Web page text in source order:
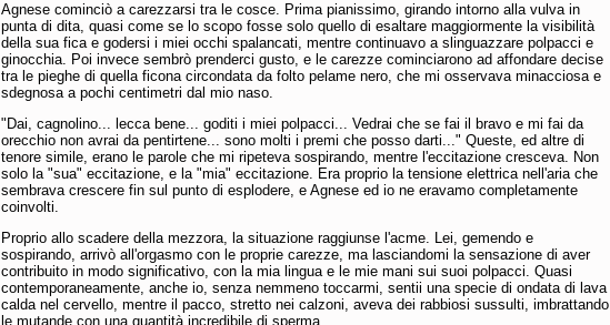
Agnese cominciò a carezzarsi tra le cosce. Prima pianissimo, girando intorno alla vulva in
punta di dita, quasi come se lo scopo fosse solo quello di esaltare maggiormente la visibilità
della sua fica e godersi i miei occhi spalancati, mentre continuavo a slinguazzare polpacci e
ginocchia. Poi invece sembrò prenderci gusto, e le carezze cominciarono ad affondare decise
tra le pieghe di quella ficona circondata da folto pelame nero, che mi osservava minacciosa e
sdegnosa a pochi centimetri dal mio naso.
"Dai, cagnolino... lecca bene... goditi i miei polpacci... Vedrai che se fai il bravo e mi fai da
orecchio non avrai da pentirtene... sono molti i premi che posso darti..." Queste, ed altre di
tenore simile, erano le parole che mi ripeteva sospirando, mentre l'eccitazione cresceva. Non
solo la "sua" eccitazione, e la "mia" eccitazione. Era proprio la tensione elettrica nell'aria che
sembrava crescere fin sul punto di esplodere, e Agnese ed io ne eravamo completamente
coinvolti.
Proprio allo scadere della mezzora, la situazione raggiunse l'acme. Lei, gemendo e
sospirando, arrivò all'orgasmo con le proprie carezze, ma lasciandomi la sensazione di aver
contribuito in modo significativo, con la mia lingua e le mie mani sui suoi polpacci. Quasi
contemporaneamente, anche io, senza nemmeno toccarmi, sentii una specie di ondata di lava
calda nel cervello, mentre il pacco, stretto nei calzoni, aveva dei rabbiosi sussulti, imbrattando
le mutande con una quantità incredibile di sperma.